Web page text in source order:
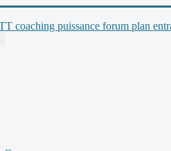
coaching puissance forum plan